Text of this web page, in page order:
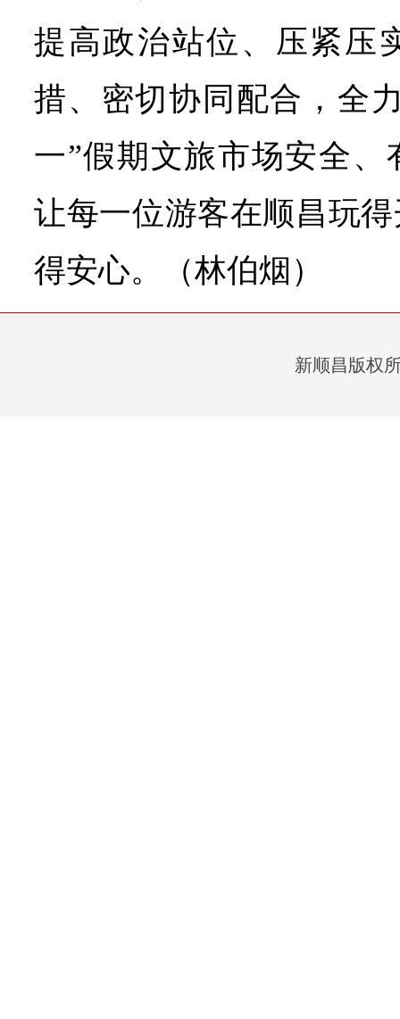
提高政治站位、压紧压
措、密切协同配合，全
一”假期文旅市场安全
让每一位游客在顺昌玩
得安心。（林伯烟）
新顺昌版权